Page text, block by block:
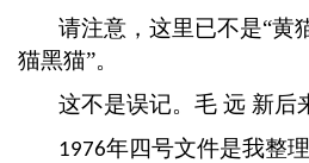
请注意，这里已不是“黄
猫黑猫”。
这不是误记。毛 远 新后
1976年四号文件是我整